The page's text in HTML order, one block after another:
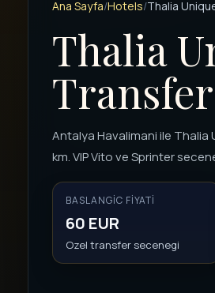
Ana Sayfa Hotels Thalia
Thalia
Transfer
Antalya Havalimani ile Thalia
km. VIP Vito ve Sprinter
BASLANGIC FIYATI
60 EUR
Ozel transfer secenegi